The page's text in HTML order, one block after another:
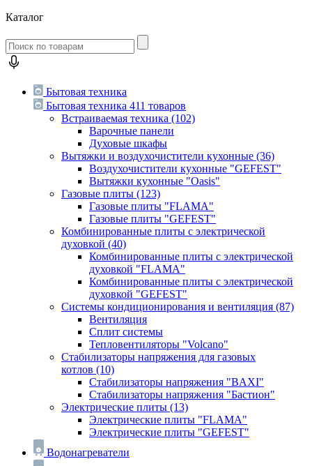
Каталог
Бытовая техника
Бытовая техника 411 товаров
Встраиваемая техника (102)
Варочные панели
Духовые шкафы
Вытяжки и воздухочистители кухонные (36)
Воздухочистители кухонные "GEFEST"
Вытяжки кухонные "Oasis"
Газовые плиты (123)
Газовые плиты "FLAMA"
Газовые плиты "GEFEST"
Комбинированные плиты с электрической
духовкой (40)
Комбинированные плиты с электрической
духовкой "FLAMA"
Комбинированные плиты с электрической
духовкой "GEFEST"
Системы кондиционирования и вентиляция (87)
Вентиляция
Сплит системы
Тепловентиляторы "Volcano"
Стабилизаторы напряжения для газовых
котлов (10)
Стабилизаторы напряжения "BAXI"
Стабилизаторы напряжения "Бастион"
Электрические плиты (13)
Электрические плиты "FLAMA"
Электрические плиты "GEFEST"
Водонагреватели